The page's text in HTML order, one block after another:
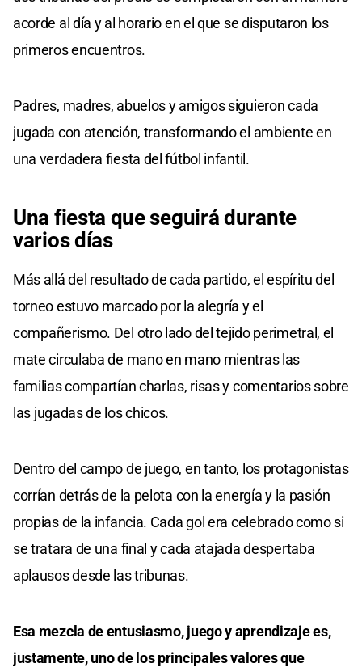
acorde al día y al horario en el que se disputaron los
primeros encuentros.
Padres, madres, abuelos y amigos siguieron cada
jugada con atención, transformando el ambiente en
una verdadera fiesta del fútbol infantil.
Una fiesta que seguirá durante
varios días
Más allá del resultado de cada partido, el espíritu del
torneo estuvo marcado por la alegría y el
compañerismo. Del otro lado del tejido perimetral, el
mate circulaba de mano en mano mientras las
familias compartían charlas, risas y comentarios sobre
las jugadas de los chicos.
Dentro del campo de juego, en tanto, los protagonistas
corrían detrás de la pelota con la energía y la pasión
propias de la infancia. Cada gol era celebrado como si
se tratara de una final y cada atajada despertaba
aplausos desde las tribunas.
Esa mezcla de entusiasmo, juego y aprendizaje es,
justamente, uno de los principales valores que